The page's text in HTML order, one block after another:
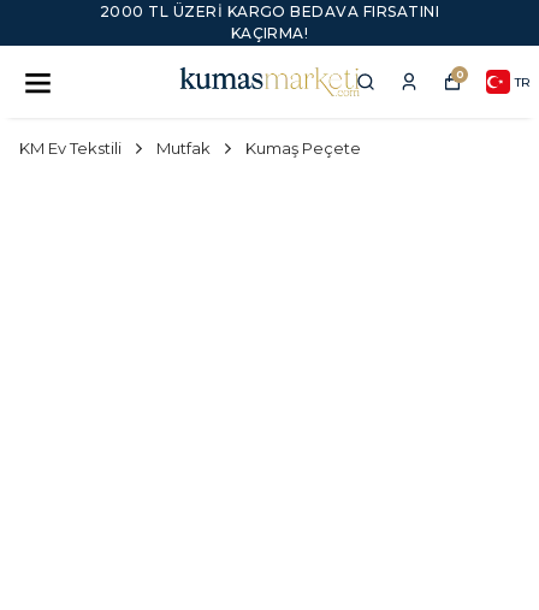
2000 TL ÜZERI KARGO BEDAVA FIRSATINI
KAÇIRMA!
0 TR
KM Ev Tekstili Mutfak Kumaş Peçete